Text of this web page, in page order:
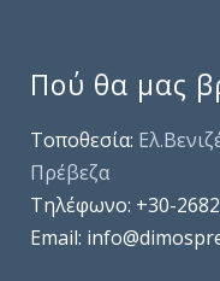
Πού θα μας
Τοποθεσία:
Πρέβεζα
Τηλέφωνo: +30-
Email: